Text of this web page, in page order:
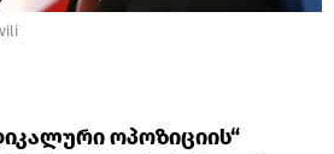
ოპოზიციის“